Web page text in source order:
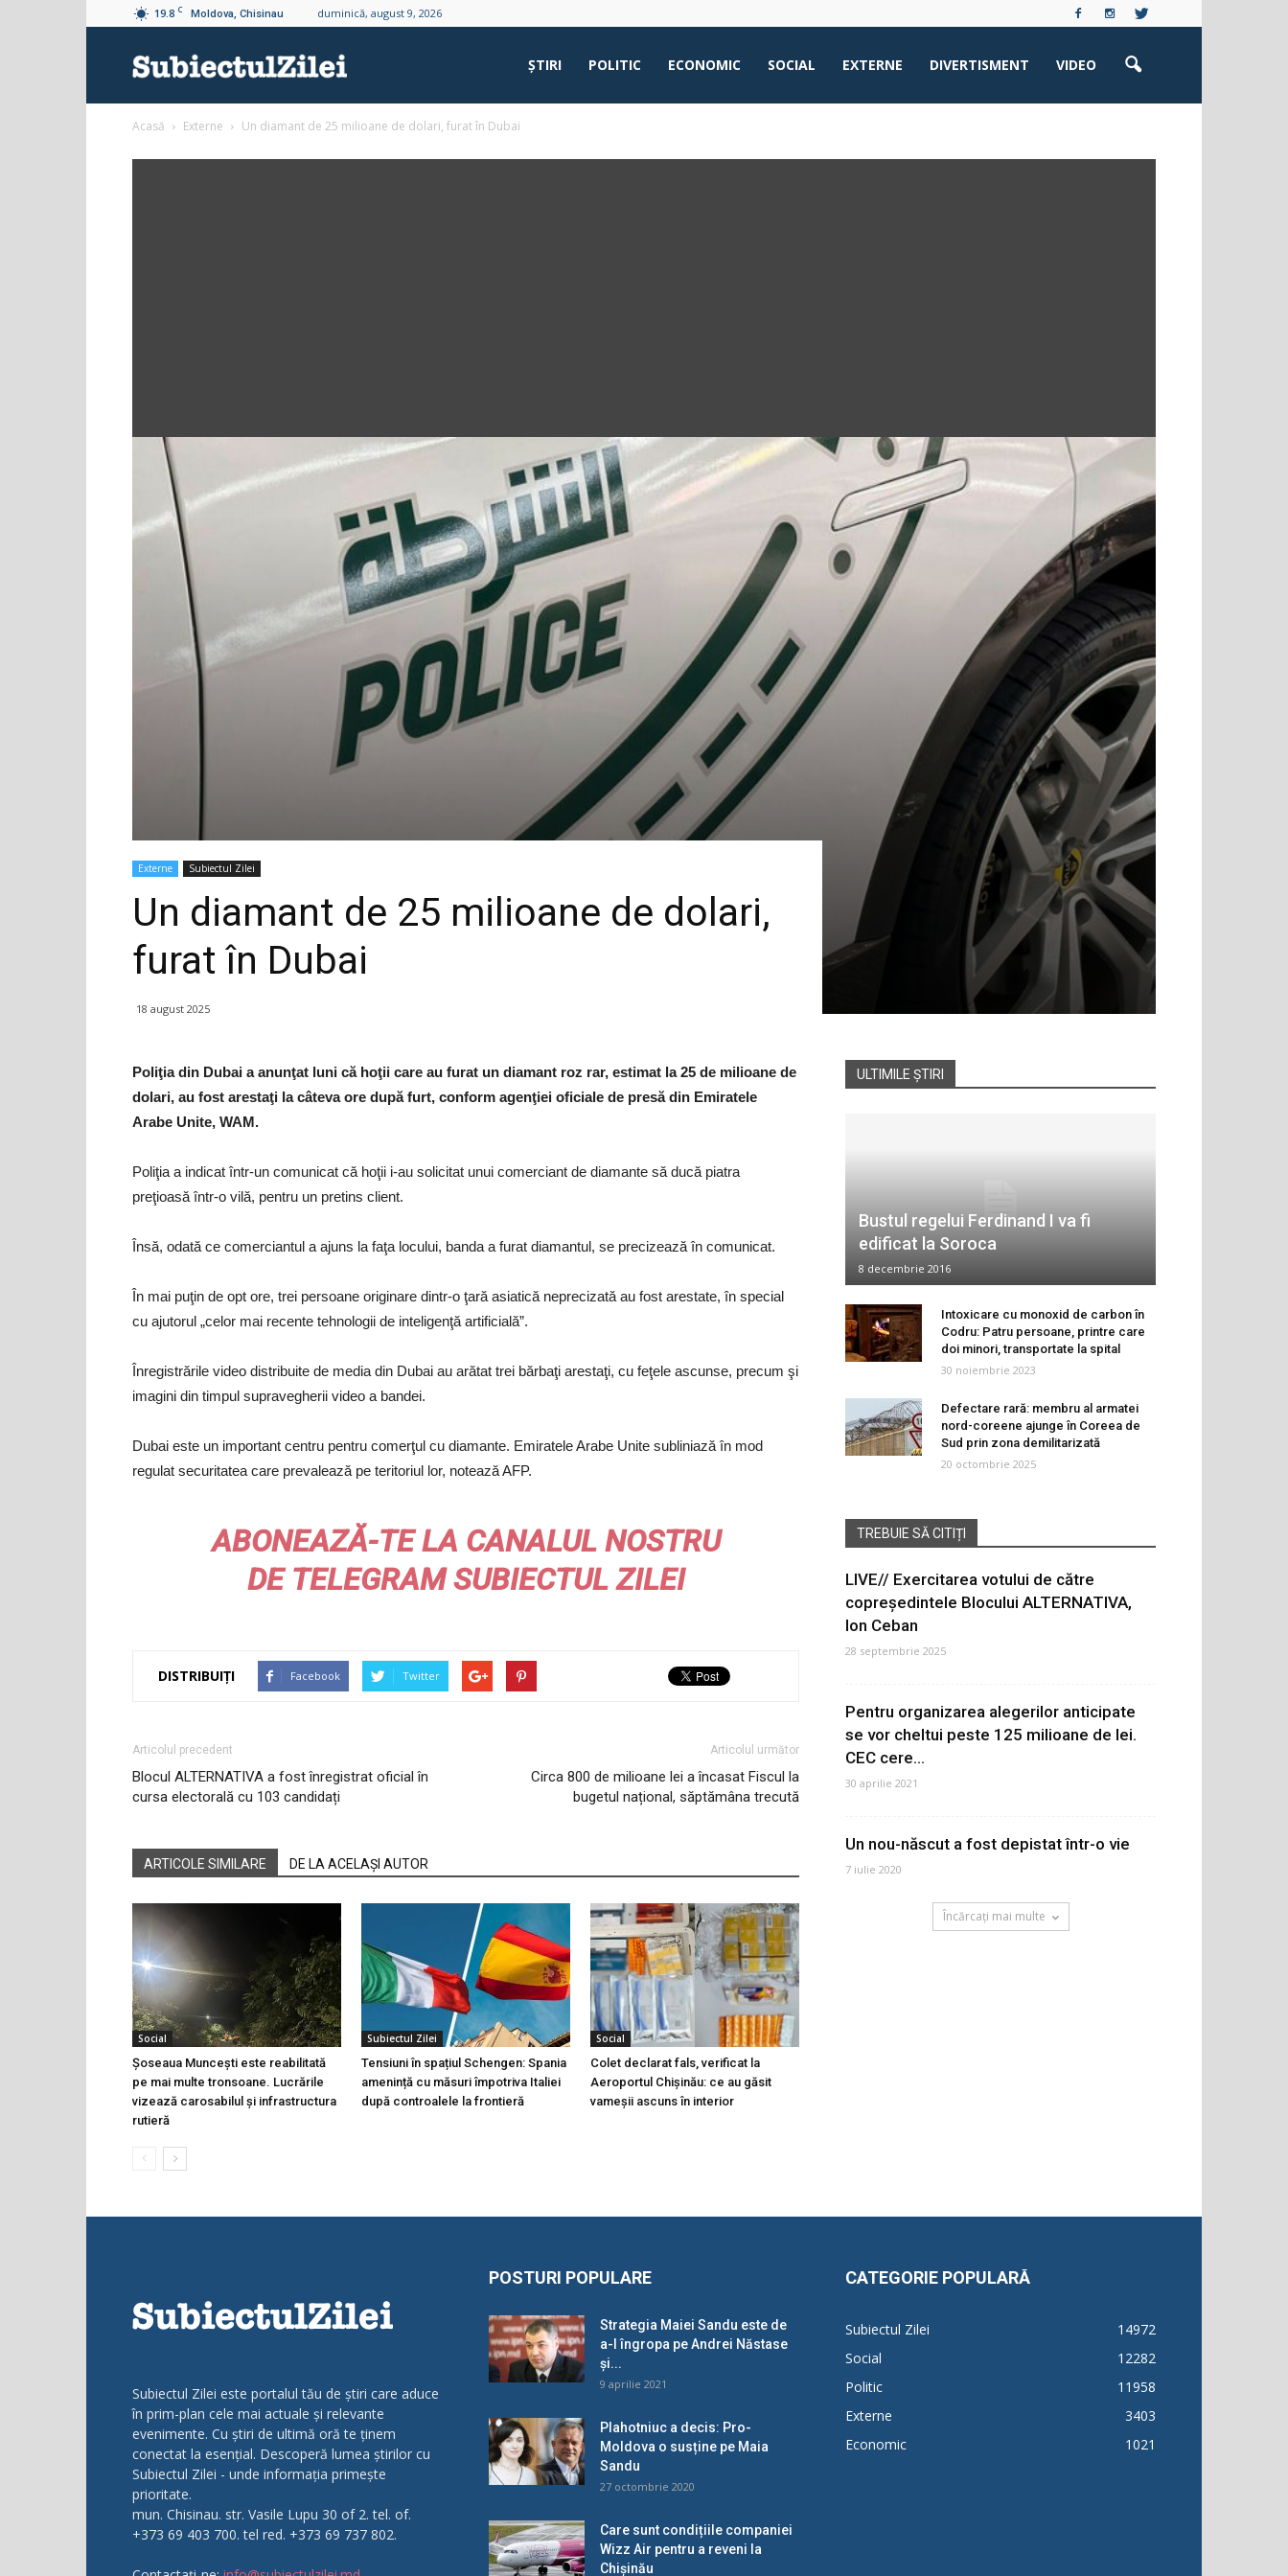
19.8 C Moldova, Chisinau duminică, august 9, 2026
ŞTIRI POLITIC ECONOMIC SOCIAL EXTERNE DIVERTISMENT VIDEO
Acasă Externe Un diamant de 25 milioane de dolari, furat în Dubai
Externe Subiectul Zilei
Un diamant de 25 milioane de dolari,
furat în Dubai
18 august 2025
Poliţia din Dubai a anunţat luni că hoţii care au furat un diamant roz rar, estimat la 25 de milioane de
dolari, au fost arestaţi la câteva ore după furt, conform agenţiei oficiale de presă din Emiratele
Arabe Unite, WAM.
Poliţia a indicat într-un comunicat că hoţii i-au solicitat unui comerciant de diamante să ducă piatra
preţioasă într-o vilă, pentru un pretins client.
Însă, odată ce comerciantul a ajuns la faţa locului, banda a furat diamantul, se precizează în comunicat.
În mai puţin de opt ore, trei persoane originare dintr-o ţară asiatică neprecizată au fost arestate, în special
cu ajutorul „celor mai recente tehnologii de inteligenţă artificială”.
Înregistrările video distribuite de media din Dubai au arătat trei bărbaţi arestaţi, cu feţele ascunse, precum şi
imagini din timpul supravegherii video a bandei.
Dubai este un important centru pentru comerţul cu diamante. Emiratele Arabe Unite subliniază în mod
regulat securitatea care prevalează pe teritoriul lor, notează AFP.
ABONEAZĂ-TE LA CANALUL NOSTRU
DETELEGRAMSUBIECTUL ZILEI
DISTRIBUIȚI Facebook Twitter
Articolul precedent
Blocul ALTERNATIVA a fost înregistrat oficial în
cursa electorală cu 103 candidați
Articolul următor
Circa 800 de milioane lei a încasat Fiscul la
bugetul național, săptămâna trecută
ARTICOLE SIMILARE DE LA ACELAȘI AUTOR
Social
Șoseaua Muncești este reabilitată
pe mai multe tronsoane. Lucrările
vizează carosabilul și infrastructura
rutieră
Subiectul Zilei
Tensiuni în spațiul Schengen: Spania
amenință cu măsuri împotriva Italiei
după controalele la frontieră
Social
Colet declarat fals, verificat la
Aeroportul Chișinău: ce au găsit
vameșii ascuns în interior
ULTIMILE ȘTIRI
Bustul regelui Ferdinand I va fi
edificat la Soroca
8 decembrie 2016
Intoxicare cu monoxid de carbon în
Codru: Patru persoane, printre care
doi minori, transportate la spital
30 noiembrie 2023
Defectare rară: membru al armatei
nord-coreene ajunge în Coreea de
Sud prin zona demilitarizată
20 octombrie 2025
TREBUIE SĂ CITIȚI
LIVE// Exercitarea votului de către
copreședintele Blocului ALTERNATIVA,
Ion Ceban
28 septembrie 2025
Pentru organizarea alegerilor anticipate
se vor cheltui peste 125 milioane de lei.
CEC cere...
30 aprilie 2021
Un nou-născut a fost depistat într-o vie
7 iulie 2020
Încărcați mai multe
Subiectul Zilei este portalul tău de știri care aduce
în prim-plan cele mai actuale și relevante
evenimente. Cu știri de ultimă oră te ținem
conectat la esențial. Descoperă lumea știrilor cu
Subiectul Zilei - unde informația primește
prioritate.
mun. Chisinau. str. Vasile Lupu 30 of 2. tel. of.
+373 69 403 700. tel red. +373 69 737 802.
POSTURI POPULARE
Strategia Maiei Sandu este de
a-l îngropa pe Andrei Năstase
și...
9 aprilie 2021
Plahotniuc a decis: Pro-
Moldova o susține pe Maia
Sandu
27 octombrie 2020
Care sunt condițiile companiei
Wizz Air pentru a reveni la
Chișinău
CATEGORIE POPULARĂ
Subiectul Zilei
14972
Social
12282
Politic
11958
Externe
3403
Economic
1021